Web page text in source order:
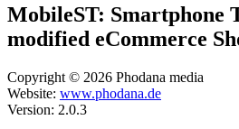
MobileST: Smartphone
modified eCommerce
Copyright © 2026 Phodana media
Website: www.phodana.de
Version: 2.0.3